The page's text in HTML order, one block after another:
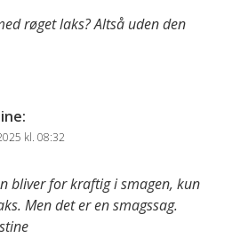
røget laks? Altså uden den
:
kl. 08:32
bliver for kraftig i smagen, kun
Men det er en smagssag.